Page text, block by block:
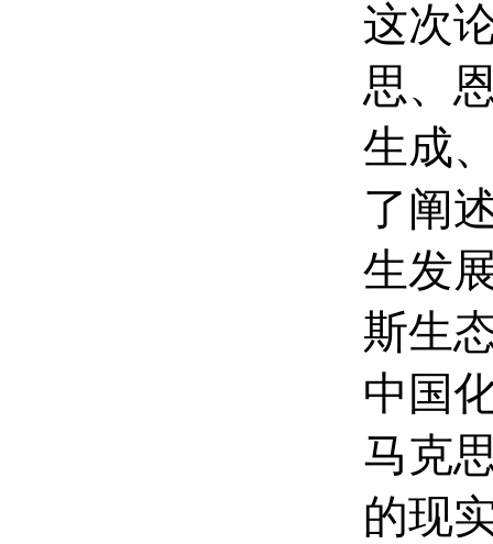
这次
思、
生成
了阐
生发
斯生
中国
马克
的现